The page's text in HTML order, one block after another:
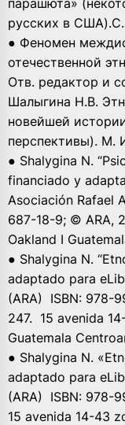
русских в США).С.
● Феномен
отечественной
Отв. редактор и
Шалыгина Н.В.
новейшей
перспективы). М.
● Shalygina N.
financiado y
Asociación Rafael
687-18-9; © ARA,
Oakland I
● Shalygina N.
adaptado para
(ARA) ISBN: 978-
247. 15 avenida
Guatemala
● Shalygina N.
adaptado para
(ARA) ISBN: 978-
15 avenida 14-43